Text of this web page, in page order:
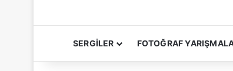
SERGİLER FOTOĞRAF